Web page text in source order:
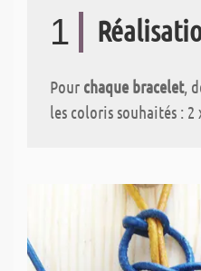
1
Pour chaque bracelet,
les coloris souhaités : 2